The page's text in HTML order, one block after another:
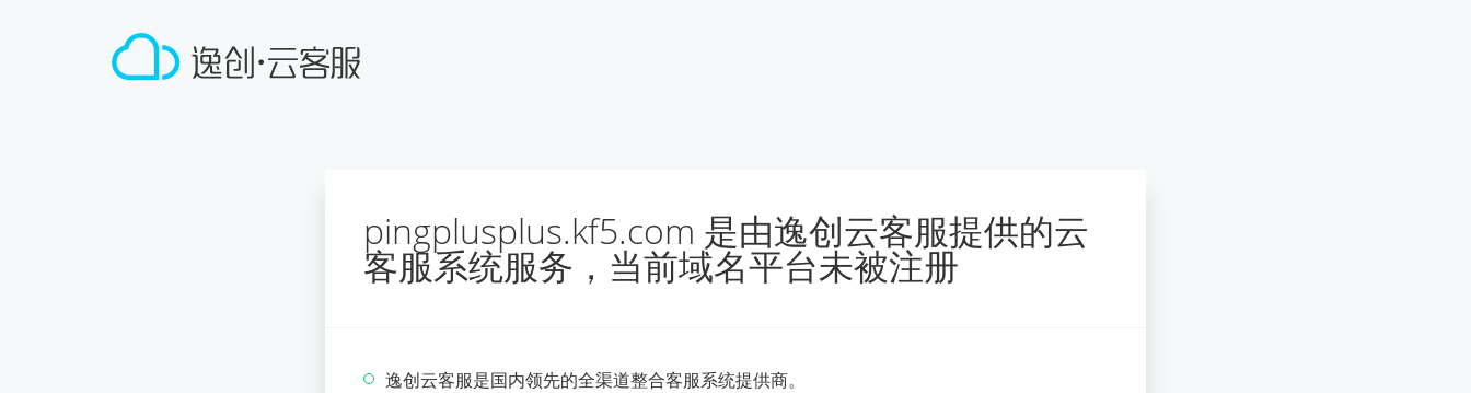
pingplusplus.kf5.com 是由逸创云客服提供的云
客服系统服务，当前域名平台未被注册
逸创云客服是国内领先的全渠道整合客服系统提供商。